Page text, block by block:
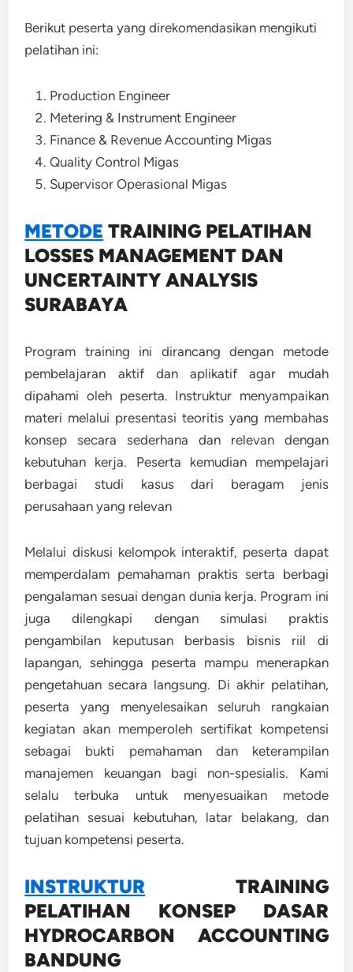
Berikut peserta yang direkomendasikan mengikuti
pelatihan ini:
Production Engineer
Metering & Instrument Engineer
Finance & Revenue Accounting Migas
Quality Control Migas
Supervisor Operasional Migas
METODE TRAINING PELATIHAN
LOSSES MANAGEMENT DAN
UNCERTAINTY ANALYSIS
SURABAYA
Program training ini dirancang dengan metode
pembelajaran aktif dan aplikatif agar mudah
dipahami oleh peserta. Instruktur menyampaikan
materi melalui presentasi teoritis yang membahas
konsep secara sederhana dan relevan dengan
kebutuhan kerja. Peserta kemudian mempelajari
berbagai studi kasus dari beragam jenis
perusahaan yang relevan
Melalui diskusi kelompok interaktif, peserta dapat
memperdalam pemahaman praktis serta berbagi
pengalaman sesuai dengan dunia kerja. Program ini
juga dilengkapi dengan simulasi praktis
pengambilan keputusan berbasis bisnis riil di
lapangan, sehingga peserta mampu menerapkan
pengetahuan secara langsung. Di akhir pelatihan,
peserta yang menyelesaikan seluruh rangkaian
kegiatan akan memperoleh sertifikat kompetensi
sebagai bukti pemahaman dan keterampilan
manajemen keuangan bagi non-spesialis. Kami
selalu terbuka untuk menyesuaikan metode
pelatihan sesuai kebutuhan, latar belakang, dan
tujuan kompetensi peserta.
INSTRUKTUR TRAINING
PELATIHAN KONSEP DASAR
HYDROCARBON ACCOUNTING
BANDUNG